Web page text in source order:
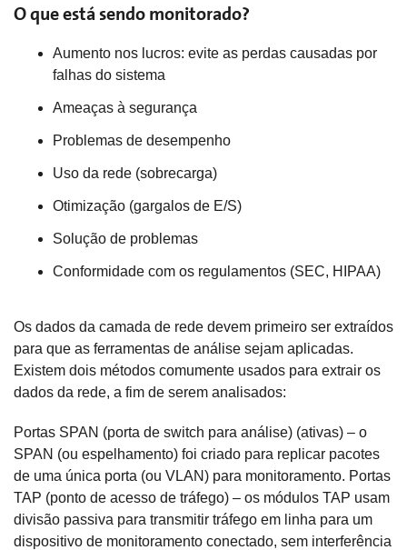
O que está sendo monitorado?
Aumento nos lucros: evite as perdas causadas por
falhas do sistema
Ameaças à segurança
Problemas de desempenho
Uso da rede (sobrecarga)
Otimização (gargalos de E/S)
Solução de problemas
Conformidade com os regulamentos (SEC, HIPAA)
Os dados da camada de rede devem primeiro ser extraídos
para que as ferramentas de análise sejam aplicadas.
Existem dois métodos comumente usados para extrair os
dados da rede, a fim de serem analisados:
Portas SPAN (porta de switch para análise) (ativas) – o
SPAN (ou espelhamento) foi criado para replicar pacotes
de uma única porta (ou VLAN) para monitoramento. Portas
TAP (ponto de acesso de tráfego) – os módulos TAP usam
divisão passiva para transmitir tráfego em linha para um
dispositivo de monitoramento conectado, sem interferência